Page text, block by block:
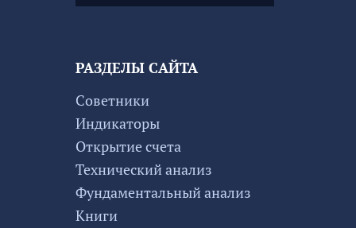
РАЗДЕЛЫ САЙТА
Советники
Индикаторы
Открытие счета
Технический анализ
Фундаментальный анализ
Книги